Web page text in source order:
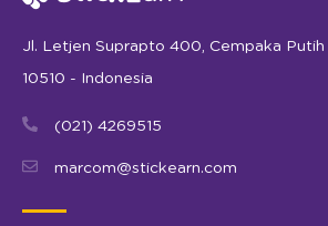
Jl. Letjen Suprapto 400, Cempaka Putih
10510 - Indonesia
(021) 4269515
marcom@stickearn.com